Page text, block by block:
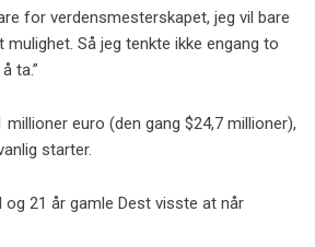
for verdensmesterskapet, jeg vil bare
mulighet. Så jeg tenkte ikke engang to
ta.”
euro (den gang $24,7 millioner),
starter.
21 år gamle Dest visste at når